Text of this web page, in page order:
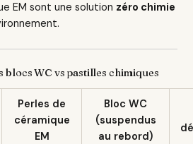
EM sont une solution zéro chimie
blocs WC vs pastilles chimiques
Perles de
céramique
EM
Bloc WC
(suspendus
au rebord)